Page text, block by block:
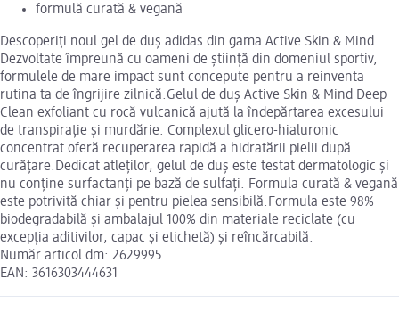
formulă curată & vegană
Descoperiți noul gel de duș adidas din gama Active Skin & Mind.
Dezvoltate împreună cu oameni de știință din domeniul sportiv,
formulele de mare impact sunt concepute pentru a reinventa
rutina ta de îngrijire zilnică.Gelul de duș Active Skin & Mind Deep
Clean exfoliant cu rocă vulcanică ajută la îndepărtarea excesului
de transpirație și murdărie. Complexul glicero-hialuronic
concentrat oferă recuperarea rapidă a hidratării pielii după
curățare.Dedicat atleților, gelul de duș este testat dermatologic și
nu conține surfactanți pe bază de sulfați. Formula curată & vegană
este potrivită chiar și pentru pielea sensibilă.Formula este 98%
biodegradabilă și ambalajul 100% din materiale reciclate (cu
excepția aditivilor, capac și etichetă) și reîncărcabilă.
Număr articol dm: 2629995
EAN: 3616303444631